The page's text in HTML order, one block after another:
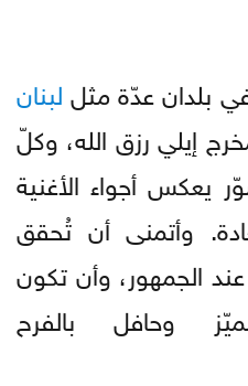
بلدان عدّة مثللبنان
إيلي رزق الله، وكلّ
يعكس أجواء الأغنية
وأتمنى أن تُحقق
الجمهور، وأن تكون
وحافل بالفرح